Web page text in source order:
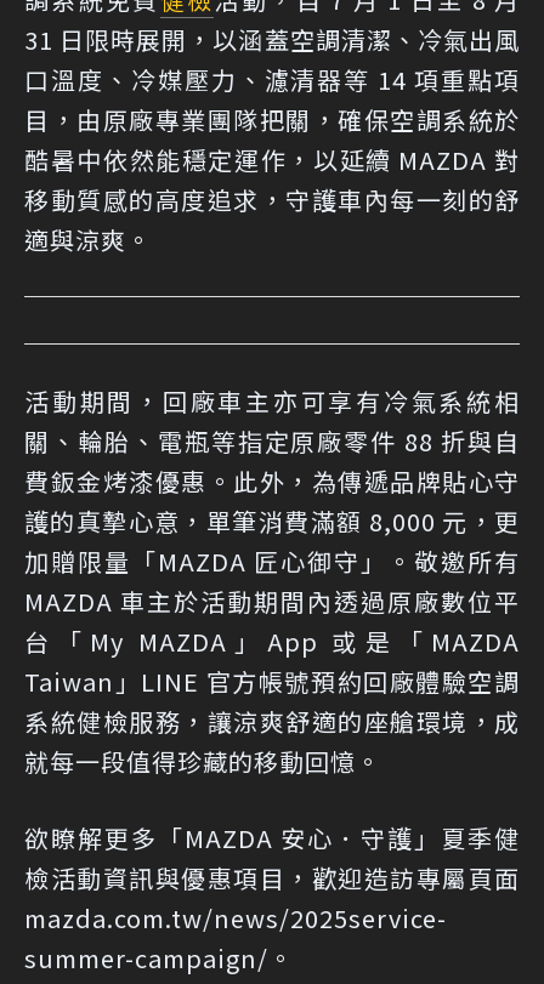
31 日限時展開，以涵蓋空調清潔、冷氣出風
口溫度、冷媒壓力、濾清器等 14 項重點項
目，由原廠專業團隊把關，確保空調系統於
酷暑中依然能穩定運作，以延續 MAZDA 對
移動質感的高度追求，守護車內每一刻的舒
適與涼爽。
活動期間，回廠車主亦可享有冷氣系統相
關、輪胎、電瓶等指定原廠零件 88 折與自
費鈑金烤漆優惠。此外，為傳遞品牌貼心守
護的真摯心意，單筆消費滿額 8,000 元，更
加贈限量「MAZDA 匠心御守」。敬邀所有
MAZDA 車主於活動期間內透過原廠數位平
台「My MAZDA」App 或是「MAZDA
Taiwan」LINE 官方帳號預約回廠體驗空調
系統健檢服務，讓涼爽舒適的座艙環境，成
就每一段值得珍藏的移動回憶。
欲瞭解更多「MAZDA 安心．守護」夏季健
檢活動資訊與優惠項目，歡迎造訪專屬頁面
mazda.com.tw/news/2025service-
summer-campaign/ 。